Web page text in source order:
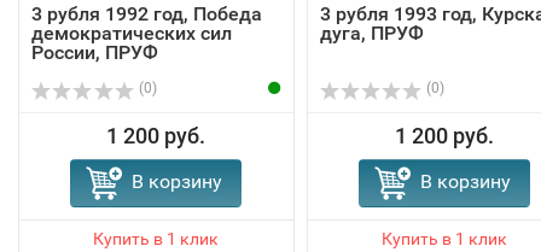
3 рубля 1992 год, Победа
демократических сил
России, ПРУФ
(0)
1 200 руб.
В корзину
3 рубля 1993 год,
дуга, ПРУФ
(0)
1 200 руб.
В корзину